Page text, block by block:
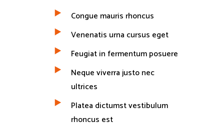
Congue mauris rhoncus
Venenatis urna cursus eget
Feugiat in fermentum posuere
Neque viverra justo nec
ultrices
Platea dictumst vestibulum
rhoncus est